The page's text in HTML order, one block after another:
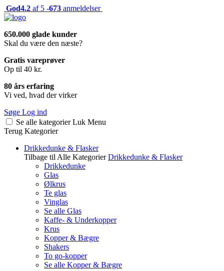
God4.2 af 5 -673 anmeldelser
650.000 glade kunder
Skal du være den næste?
Gratis vareprøver
Op til 40 kr.
80 års erfaring
Vi ved, hvad der virker
Søge Log ind
Se alle kategorier Luk Menu
Terug Kategorier
Drikkedunke & Flasker
Tilbage til Alle Kategorier Drikkedunke & Flasker
Drikkedunke
Glas
Ølkrus
Te glas
Vinglas
Se alle Glas
Kaffe- & Underkopper
Krus
Kopper & Bægre
Shakers
To go-kopper
Se alle Kopper & Bægre